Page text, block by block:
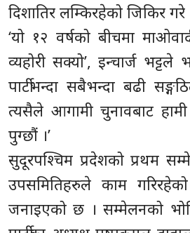
दिशातिर लम्किरहेको जिकिर गरे
‘यो १२ वर्षको बीचमा
व्यहोरी सक्यो’, इन्चार्ज
पार्टीभन्दा सबैभन्दा बढी
त्यसैले आगामी चुनावबाट
पुग्छौं ।’
सुदूरपश्चिम प्रदेशको प्रथम
उपसमितिहरुले काम
जनाइएको छ । सम्मेलनको